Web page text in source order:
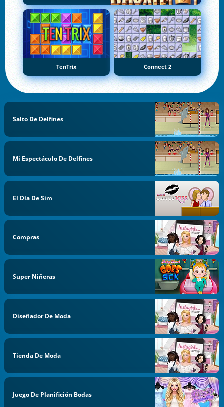
TenTrix Connect 2
Salto De Delfines
Mi Espectáculo De Delfines
El Día De Sim
Compras
Super Niñeras
Diseñador De Moda
Tienda De Moda
Juego De Planifición Bodas